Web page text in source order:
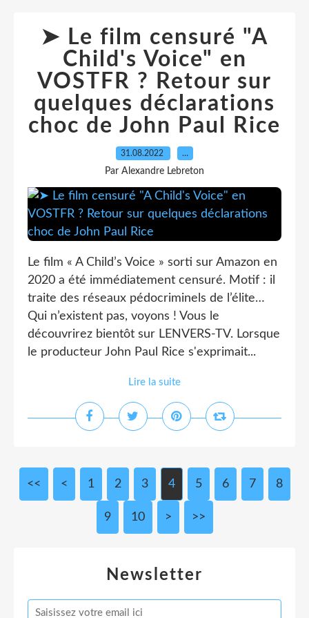
➤ Le film censuré "A
Child's Voice" en
VOSTFR ? Retour sur
quelques déclarations
choc de John Paul Rice
31.08.2022 …
Par Alexandre Lebreton
Le film « A Child’s Voice » sorti sur Amazon en
2020 a été immédiatement censuré. Motif : il
traite des réseaux pédocriminels de l’élite…
Qui n’existent pas, voyons ! Vous le
découvrirez bientôt sur LENVERS-TV. Lorsque
le producteur John Paul Rice s'exprimait...
Lire la suite
<< < 1 2 3 4 5 6 7 8
9 10 20
30
40
50
60
70
80
90
100
> >>
Newsletter